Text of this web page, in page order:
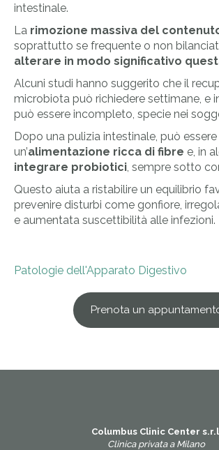
intestinale.
La rimozione massiva del
soprattutto se frequente o non
alterare in modo significativo
Alcuni studi hanno suggerito che il
microbiota può richiedere settimane, e
può essere incompleto, specie nei
Dopo una pulizia intestinale, può
un’alimentazione ricca di fibre e, in
integrare probiotici, sempre sotto
Questo aiuta a ristabilire un equilibrio
prevenire disturbi come gonfiore,
e aumentata suscettibilità alle infezioni.
Patologie dell'Apparato Digestivo
Prenota un
Columbus Clinic Center
Clinica privata a Milano